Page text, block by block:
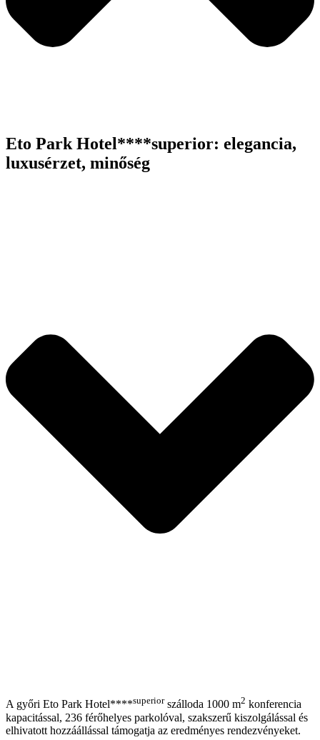
Eto Park Hotel****superior: elegancia,
luxusérzet, minőség
A győri Eto Park Hotel****superiorszálloda 1000 m2 konferencia
kapacitással, 236 férőhelyes parkolóval, szakszerű kiszolgálással és
elhivatott hozzáállással támogatja az eredményes rendezvényeket.